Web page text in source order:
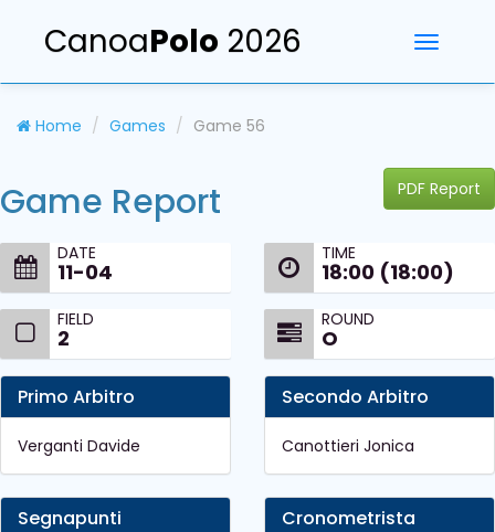
Toggle
CanoaPolo 2026
Home Games Game 56
PDF Report
Game Report
DATE
11-04
TIME
18:00 (18:00)
FIELD
2
ROUND
O
Primo Arbitro
Verganti Davide
Secondo Arbitro
Canottieri Jonica
Segnapunti Cronometrista